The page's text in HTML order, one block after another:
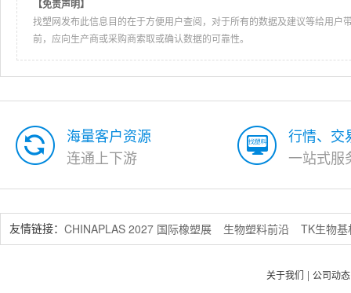
【免责声明】
找塑网发布此信息目的在于方便用户查阅，对于所有的数据及建议等给用
前，应向生产商或采购商索取或确认数据的可靠性。
海量客户资源
连通上下游
行情、交
一站式服
友情链接： CHINAPLAS 2027 国际橡塑展 生物塑料前沿 TK生物
关于我们 公司动态